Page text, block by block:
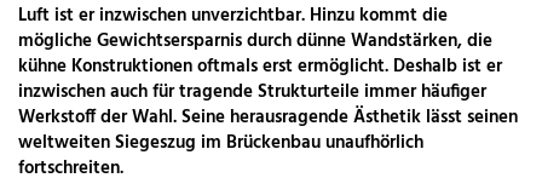
Luft ist er inzwischen unverzichtbar. Hinzu kommt die
mögliche Gewichtsersparnis durch dünne Wandstärken, die
kühne Konstruktionen oftmals erst ermöglicht. Deshalb ist er
inzwischen auch für tragende Strukturteile immer häufiger
Werkstoff der Wahl. Seine herausragende Ästhetik lässt seinen
weltweiten Siegeszug im Brückenbau unaufhörlich
fortschreiten.